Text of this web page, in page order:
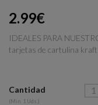
2.99€
IDEALES PARA
tarjetas de cartulina kraft
Cantidad
(Min. 1 Uds.)